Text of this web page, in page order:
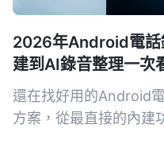
2026年Android電話
建到AI錄音整理一次
還在找好用的Android
方案，從最直接的內建